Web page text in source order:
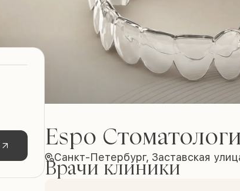
Espo
Санкт-Петербург, Заставская
Врачи клиники